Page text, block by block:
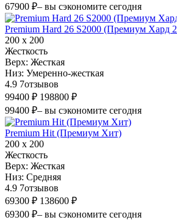
67900 ₽– вы сэкономите сегодня
Premium Hard 26 S2000 (Премиум Хард
200 х 200
Жесткость
Верх: Жесткая
Низ: Умеренно-жесткая
4.9 7отзывов
99400 ₽ 198800 ₽
99400 ₽– вы сэкономите сегодня
Premium Hit (Премиум Хит)
200 х 200
Жесткость
Верх: Жесткая
Низ: Средняя
4.9 7отзывов
69300 ₽ 138600 ₽
69300 ₽– вы сэкономите сегодня